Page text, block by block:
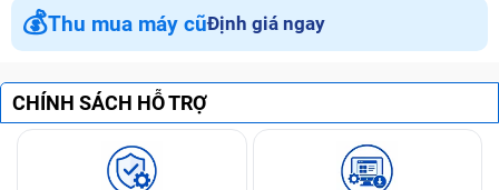
💰Thu mua máy cũĐịnh giá ngay
CHÍNH SÁCH HỖ TRỢ